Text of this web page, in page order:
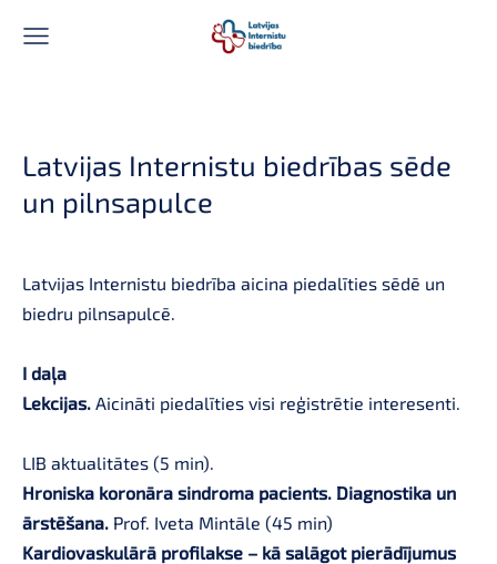
Latvijas Internistu biedrības sēde
un pilnsapulce
Latvijas Internistu biedrība aicina piedalīties sēdē un
biedru pilnsapulcē.
I daļa
Lekcijas. Aicināti piedalīties visi reģistrētie interesenti.
LIB aktualitātes (5 min).
Hroniska koronāra sindroma pacients. Diagnostika un
ārstēšana. Prof. Iveta Mintāle (45 min)
Kardiovaskulārā profilakse – kā salāgot pierādījumus